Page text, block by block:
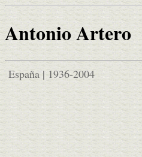
Antonio Artero
España | 1936-2004